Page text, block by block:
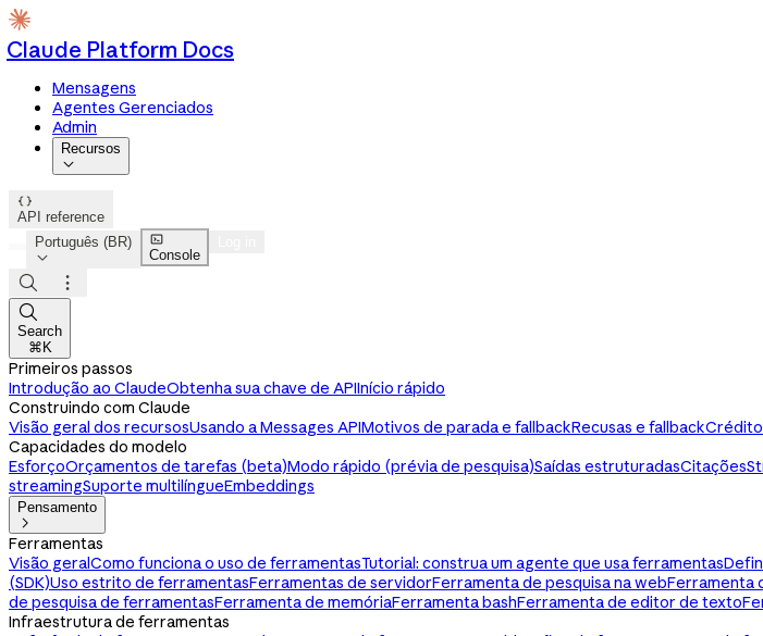
Claude Platform Docs
Mensagens
Agentes Gerenciados
Admin
Recursos


API reference
Português (BR)


Console



Search
⌘K
Primeiros passos
Introdução ao ClaudeObtenha sua chave de APIInício rápido
Construindo com Claude
Visão geral dos recursosUsando a Messages APIMotivos de parada e fallbackRecusas e fallback
Capacidades do modelo
EsforçoOrçamentos de tarefas (beta)Modo rápido (prévia de pesquisa)Saídas estruturadasCitações
streamingSuporte multilíngueEmbeddings
Pensamento

Ferramentas
Visão geralComo funciona o uso de ferramentasTutorial: construa um agente que usa ferramentas
(SDK)Uso estrito de ferramentasFerramentas de servidorFerramenta de pesquisa na webFerramenta
de pesquisa de ferramentasFerramenta de memóriaFerramenta bashFerramenta de editor de texto
Infraestrutura de ferramentas